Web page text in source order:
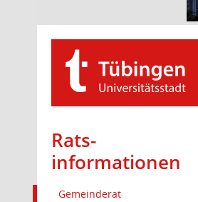
Rats­
informationen
Gemeinderat